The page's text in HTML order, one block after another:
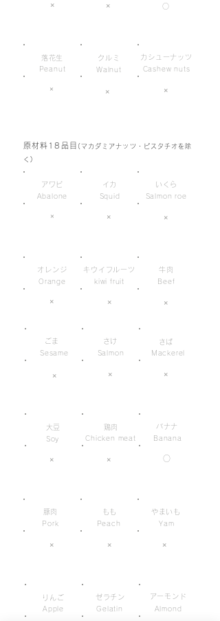
× × ○
Peanut
落花生
×
クルミ
Walnut
×
Cashew nuts
カシューナッツ
×
原材料18品目 (マカダミアナッツ・ピスタチオを除
く)
Abalone
×
イカ
Squid
×
Salmon roe
×
アワビ いくら
Orange
×
キウイフルーツ
kiwi fruit
×
オレンジ
Beef
牛肉
×
Sesame
ごま
×
Salmon
さけ
×
Mackerel
さば
×
Soy
大豆
×
Chicken meat
鶏肉
×
Banana
バナナ
○
豚肉
Pork
×
もも
Peach
×
Yam
やまいも
×
Apple
りんご
Gelatin
ゼラチン
Almond
アーモンド